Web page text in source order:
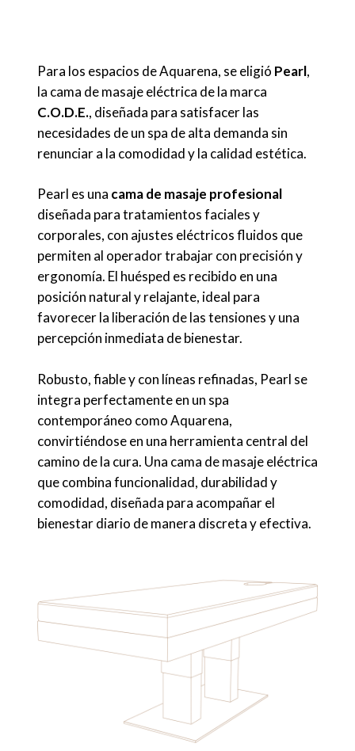
Para los espacios de Aquarena, se eligió Pearl,
la cama de masaje eléctrica de la marca
C.O.D.E., diseñada para satisfacer las
necesidades de un spa de alta demanda sin
renunciar a la comodidad y la calidad estética.
Pearl es una cama de masaje profesional
diseñada para tratamientos faciales y
corporales, con ajustes eléctricos fluidos que
permiten al operador trabajar con precisión y
ergonomía. El huésped es recibido en una
posición natural y relajante, ideal para
favorecer la liberación de las tensiones y una
percepción inmediata de bienestar.
Robusto, fiable y con líneas refinadas, Pearl se
integra perfectamente en un spa
contemporáneo como Aquarena,
convirtiéndose en una herramienta central del
camino de la cura. Una cama de masaje eléctrica
que combina funcionalidad, durabilidad y
comodidad, diseñada para acompañar el
bienestar diario de manera discreta y efectiva.